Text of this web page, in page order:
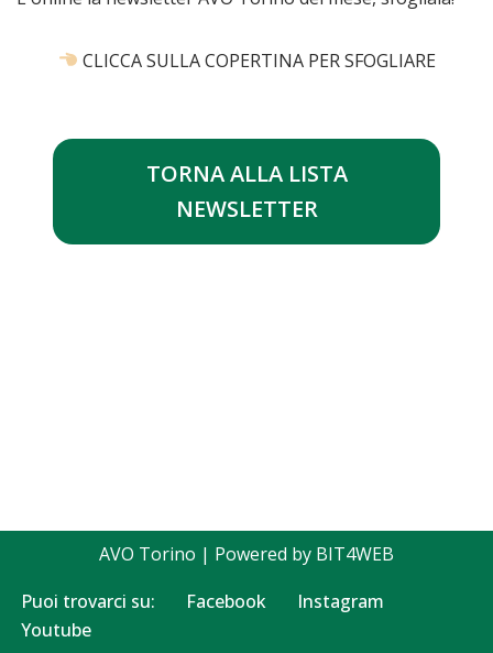
CLICCA SULLA COPERTINA PER SFOGLIARE
TORNA ALLA LISTA
NEWSLETTER
AVO Torino | Powered by BIT4WEB
Puoi trovarci su:
Facebook
Instagram
Youtube